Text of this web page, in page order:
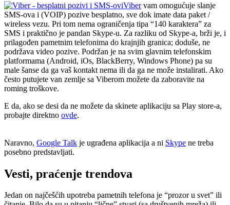
Vibervam omogućuje slanje
SMS-ova i (VOIP) pozive besplatno, sve dok imate data paket /
wireless vezu. Pri tom nema ograničenja tipa “140 karaktera” za
SMS i praktično je pandan Skype-u. Za razliku od Skype-a, brži je, i
prilagođen pametnim telefonima do krajnjih granica; doduše, ne
podržava video pozive. Podržan je na svim glavnim telefonskim
platformama (Android, iOs, BlackBerry, Windows Phone) pa su
male šanse da ga vaš kontakt nema ili da ga ne može instalirati. Ako
često putujete van zemlje sa Viberom možete da zaboravite na
roming troškove.
E da, ako se desi da ne možete da skinete aplikaciju sa Play store-a,
probajte direktno ovde.
Naravno, Google Talk je ugrađena aplikacija a ni Skype ne treba
posebno predstavljati.
Vesti, praćenje trendova
Jedan on najčešćih upotreba pametnih telefona je “prozor u svet” ili